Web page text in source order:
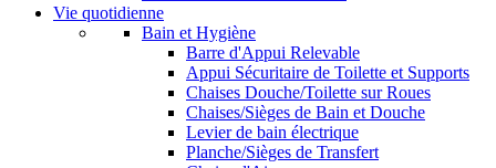
Vie quotidienne
Bain et Hygiène
Barre d'Appui Relevable
Appui Sécuritaire de Toilette et Supports
Chaises Douche/Toilette sur Roues
Chaises/Sièges de Bain et Douche
Levier de bain électrique
Planche/Sièges de Transfert